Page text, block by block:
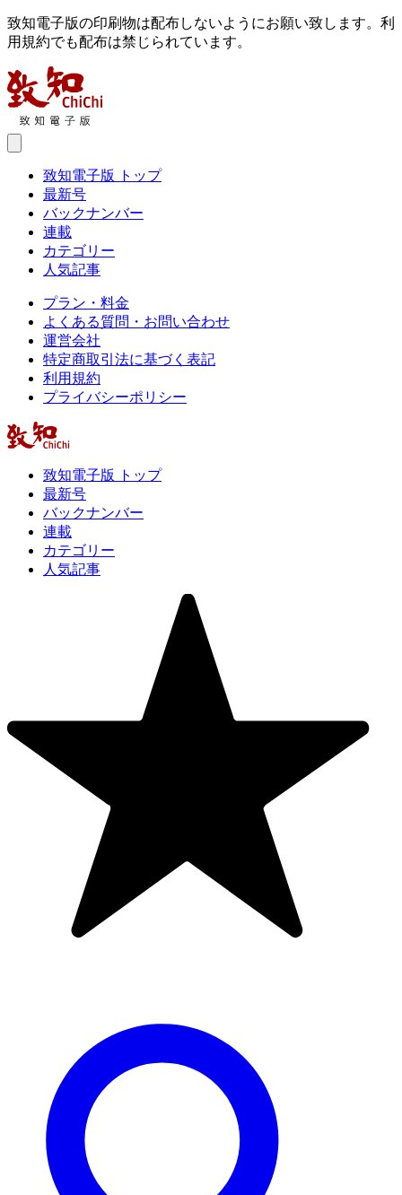
致知電子版の印刷物は配布しないようにお願い致します。利
用規約でも配布は禁じられています。
致知電子版 トップ
最新号
バックナンバー
連載
カテゴリー
人気記事
プラン・料金
よくある質問・お問い合わせ
運営会社
特定商取引法に基づく表記
利用規約
プライバシーポリシー
致知電子版 トップ
最新号
バックナンバー
連載
カテゴリー
人気記事